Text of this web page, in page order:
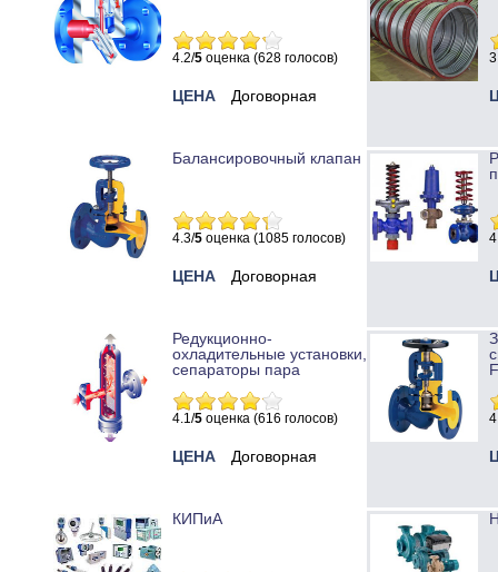
4.2/5 оценка (628 голосов)
ЦЕНА Договорная
Балансировочный клапан
4.3/5 оценка (1085 голосов)
ЦЕНА Договорная
Редукционно-
охладительные установки,
сепараторы пара
4.1/5 оценка (616 голосов)
ЦЕНА Договорная
КИПиА